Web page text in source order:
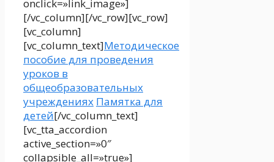
onclick=»link_image»]
[/vc_column][/vc_row][vc_row]
[vc_column]
[vc_column_text]Методическое
пособие для проведения
уроков в
общеобразовательных
учреждениях Памятка для
детей[/vc_column_text]
[vc_tta_accordion
active_section=»0″
collapsible_all=»true»]